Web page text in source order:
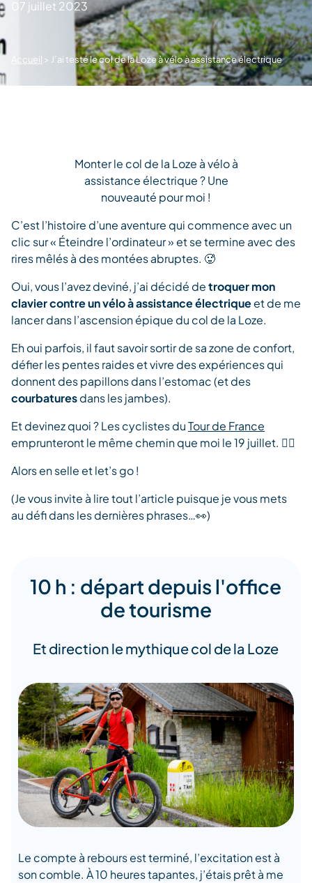
07 juillet 2023
Accueil > J’ai testé le col de la Loze à vélo à assistance électrique
Monter le col de la Loze à vélo à
assistance électrique ? Une
nouveauté pour moi !
C’est l’histoire d’une aventure qui commence avec un
clic sur « Éteindre l’ordinateur » et se termine avec des
rires mêlés à des montées abruptes. 🥵
Oui, vous l’avez deviné, j’ai décidé detroquer mon
clavier contre un vélo à assistance électriqueet de me
lancer dans l’ascension épique du col de la Loze.
Eh oui parfois, il faut savoir sortir de sa zone de confort,
défier les pentes raides et vivre des expériences qui
donnent des papillons dans l’estomac (et des
courbaturesdans les jambes).
Et devinez quoi ? Les cyclistes duTour de France
emprunteront le même chemin que moi le 19 juillet. 🚴‍♂️
Alors en selle et let’s go !
(Je vous invite à lire tout l’article puisque je vous mets
au défi dans les dernières phrases…👀)
10 h : départ depuis l'office
de tourisme
Et direction le mythique col de la Loze
Le compte à rebours est terminé, l’excitation est à
son comble. À 10 heures tapantes, j’étais prêt à me